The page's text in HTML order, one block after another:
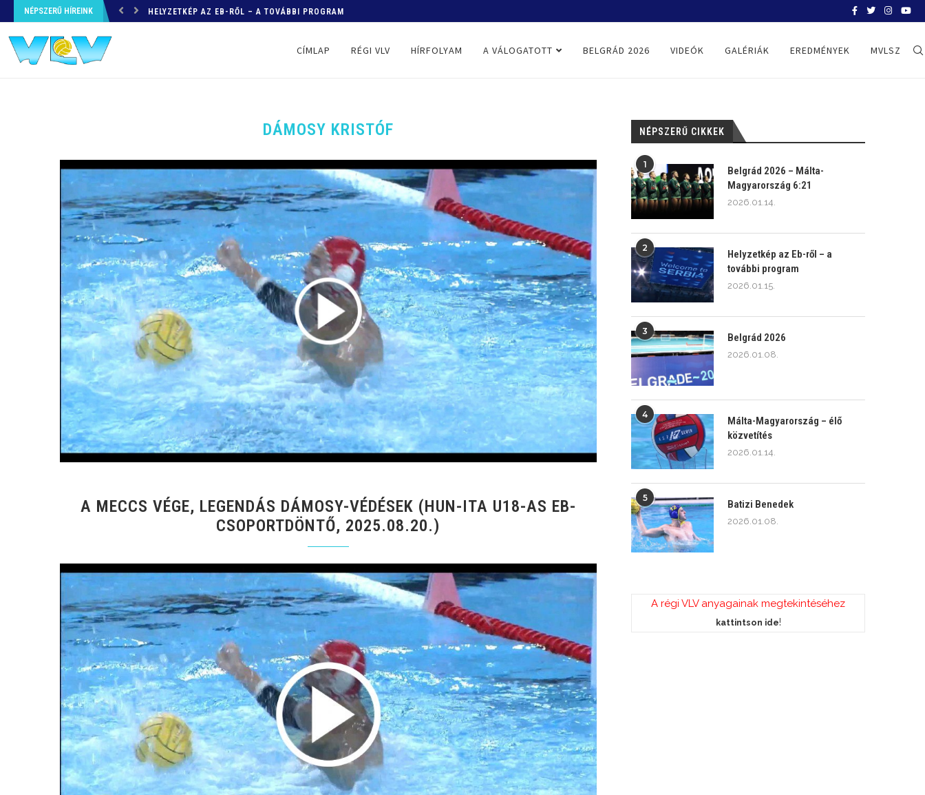
NÉPSZERŰ HÍREINK HELYZETKÉP AZ EB-RŐL – A TOVÁBBI PROGRAM
CÍMLAP RÉGI VLV HÍRFOLYAM A VÁLOGATOTT BELGRÁD 2026 VIDEÓK GALÉRIÁK EREDMÉNYEK MVLSZ
DÁMOSY KRISTÓF
A MECCS VÉGE, LEGENDÁS DÁMOSY-VÉDÉSEK (HUN-ITA U18-AS EB-
CSOPORTDÖNTŐ, 2025.08.20.)
NÉPSZERŰ CIKKEK
1
Belgrád 2026 – Málta-
Magyarország 6:21
2026.01.14.
2
Helyzetkép az Eb-ről – a
további program
2026.01.15.
3
Belgrád 2026
2026.01.08.
4
Málta-Magyarország – élő
közvetítés
2026.01.14.
5
Batizi Benedek
2026.01.08.
A régi VLV anyagainak megtekintéséhez
kattintson ide!